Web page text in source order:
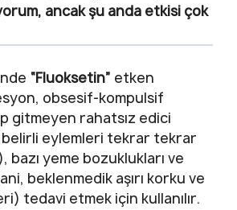
ancak şu anda etkisi çok
“Fluoksetin” etken
obsesif-kompulsif
gitmeyen rahatsız edici
eylemleri tekrar tekrar
bazı yeme bozuklukları ve
beklenmedik aşırı korku ve
tedavi etmek için kullanılır.